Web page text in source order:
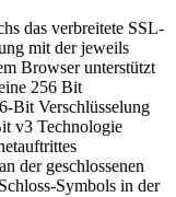
das verbreitete SSL-
mit der jeweils
Browser unterstützt
256 Bit
Bit Verschlüsselung
v3 Technologie
der geschlossenen
Symbols in der